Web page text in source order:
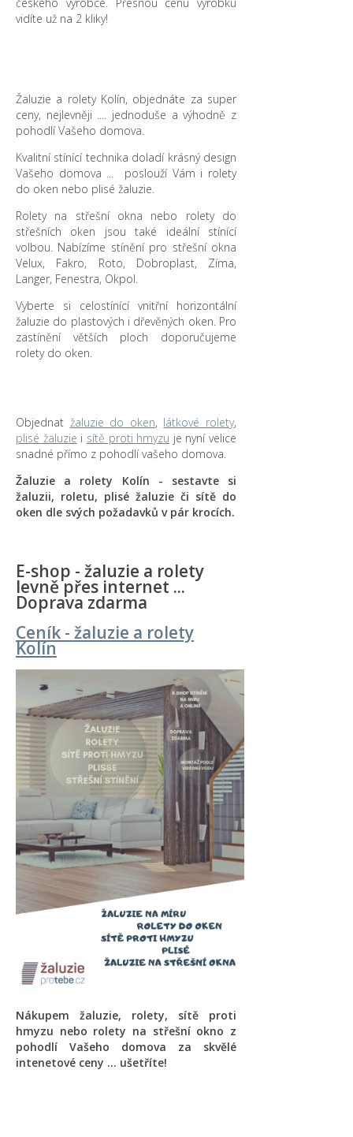
českého výrobce. Přesnou cenu výrobku
vidíte už na 2 kliky!
Žaluzie a rolety Kolín, objednáte za super
ceny, nejlevněji .... jednoduše a výhodně z
pohodlí Vašeho domova.
Kvalitní stínící technika doladí krásný design
Vašeho domova ... poslouží Vám i rolety
do oken nebo plisé žaluzie.
Rolety na střešní okna nebo rolety do
střešních oken jsou také ideální stínící
volbou. Nabízíme stínění pro střešní okna
Velux, Fakro, Roto, Dobroplast, Zíma,
Langer, Fenestra, Okpol.
Vyberte si celostínící vnitřní horizontální
žaluzie do plastových i dřevěných oken. Pro
zastínění větších ploch doporučujeme
rolety do oken.
Objednat žaluzie do oken, látkové rolety,
plisé žaluzie i sítě proti hmyzu je nyní velice
snadné přímo z pohodlí vašeho domova.
Žaluzie a rolety Kolín - sestavte si
žaluzii, roletu, plisé žaluzie či sítě do
oken dle svých požadavků v pár krocích.
E-shop - žaluzie a rolety
levně přes internet ...
Doprava zdarma
Ceník - žaluzie a rolety
Kolín
Nákupem žaluzie, rolety, sítě proti
hmyzu nebo rolety na střešní okno z
pohodlí Vašeho domova za skvělé
intenetové ceny ... ušetříte!